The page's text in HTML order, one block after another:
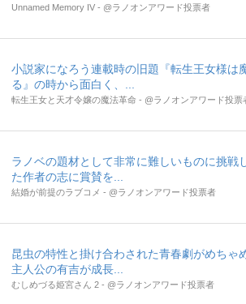
Unnamed Memory IV - @ラノオンアワード投票者
小説家になろう連載時の旧題『転生王女様は
る』の時から面白く、...
転生王女と天才令嬢の魔法革命 - @ラノオンアワード投票
ラノベの題材として非常に難しいものに挑戦
た作者の志に賞賛を...
結婚が前提のラブコメ - @ラノオンアワード投票者
昆虫の特性と掛け合わされた青春劇がめちゃ
主人公の有吉が成長...
むしめづる姫宮さん 2 - @ラノオンアワード投票者